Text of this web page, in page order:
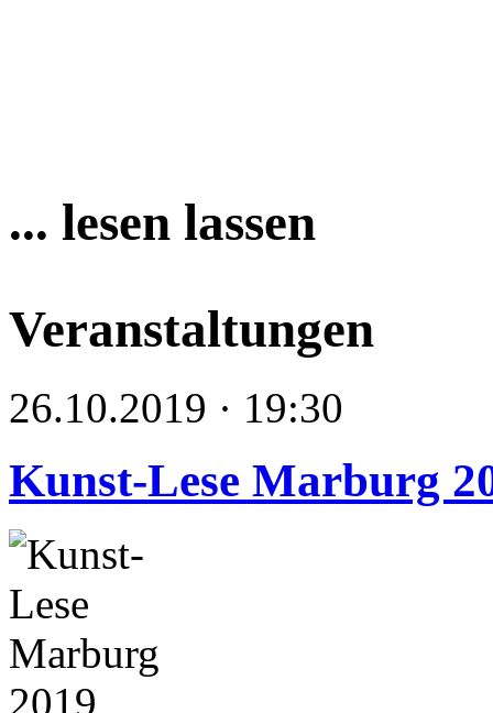
... lesen lassen
Veranstaltungen
26.10.2019 · 19:30
Kunst-Lese Marburg